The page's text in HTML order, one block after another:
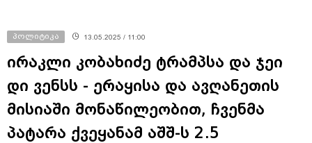
პოლიტიკა 13.05.2025 / 11:00
ირაკლი კობახიძე ტრამპსა და ჯეი
დი ვენსს - ერაყისა და ავღანეთის
მისიაში მონაწილეობით, ჩვენმა
პატარა ქვეყანამ აშშ-ს 2.5